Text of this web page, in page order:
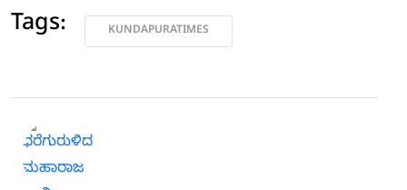
Tags: KUNDAPURATIMES